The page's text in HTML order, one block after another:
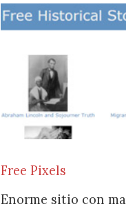
Free Pixels
Enorme sitio con